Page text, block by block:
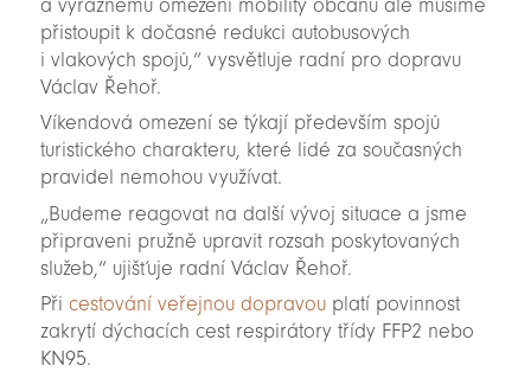
a výraznému omezení mobility občanů ale musíme
přistoupit k dočasné redukci autobusových
i vlakových spojů,“ vysvětluje radní pro dopravu
Václav Řehoř.
Víkendová omezení se týkají především spojů
turistického charakteru, které lidé za současných
pravidel nemohou využívat.
„Budeme reagovat na další vývoj situace a jsme
připraveni pružně upravit rozsah poskytovaných
služeb,“ ujišťuje radní Václav Řehoř.
Při cestování veřejnou dopravouplatí povinnost
zakrytí dýchacích cest respirátory třídy FFP2 nebo
KN95.